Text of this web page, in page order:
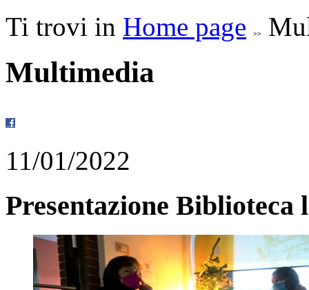
Ti trovi in Home page
Multimedia
11/01/2022
Presentazione